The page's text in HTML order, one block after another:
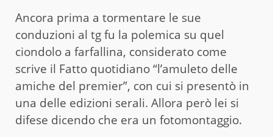
Ancora prima a tormentare le sue
conduzioni al tg fu la polemica su quel
ciondolo a farfallina, considerato come
scrive il Fatto quotidiano “l’amuleto delle
amiche del premier”, con cui si presentò in
una delle edizioni serali. Allora però lei si
difese dicendo che era un fotomontaggio.